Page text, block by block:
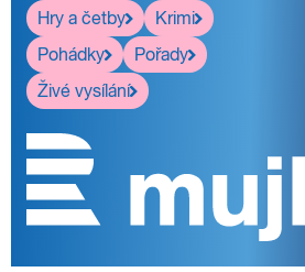
Hry a četby
Krimi
Pohádky
Pořady
Živé vysílání